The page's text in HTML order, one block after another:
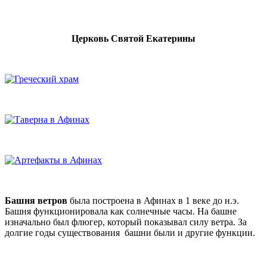
Церковь Святой Екатерины
Башня ветров была построена в Афинах в 1 веке до н.э.
Башня функционировала как солнечные часы. На башне
изначально был флюгер, который показывал силу ветра. За
долгие годы существования башни были и другие функции.